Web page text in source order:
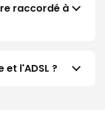
raccordé à
l'ADSL ?